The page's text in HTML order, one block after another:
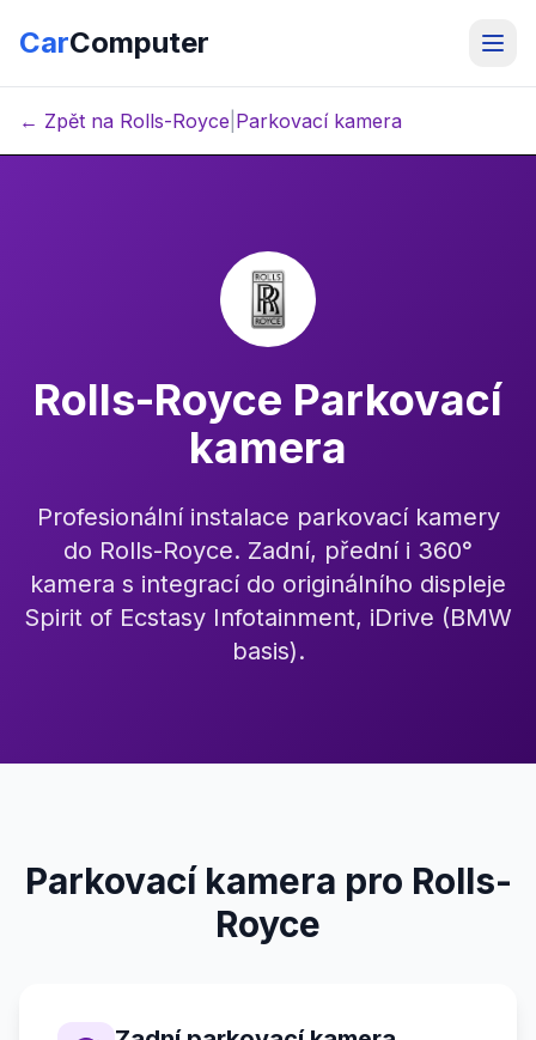
CarComputer
← Zpět na Rolls-Royce Parkovací kamera
Rolls-Royce Parkovací
kamera
Profesionální instalace parkovací kamery
do Rolls-Royce. Zadní, přední i 360°
kamera s integrací do originálního displeje
Spirit of Ecstasy Infotainment, iDrive (BMW
basis).
Parkovací kamera pro Rolls-
Royce